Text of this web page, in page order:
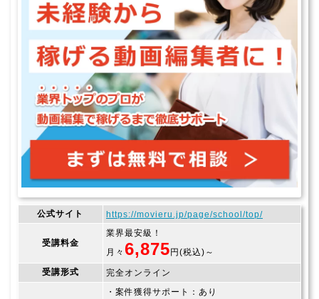
公式サイト https://movieru.jp/page/school/top/
受講料金
業界最安級！
月々 6,875 円(税込)～
受講形式
完全オンライン
・案件獲得サポート：あり